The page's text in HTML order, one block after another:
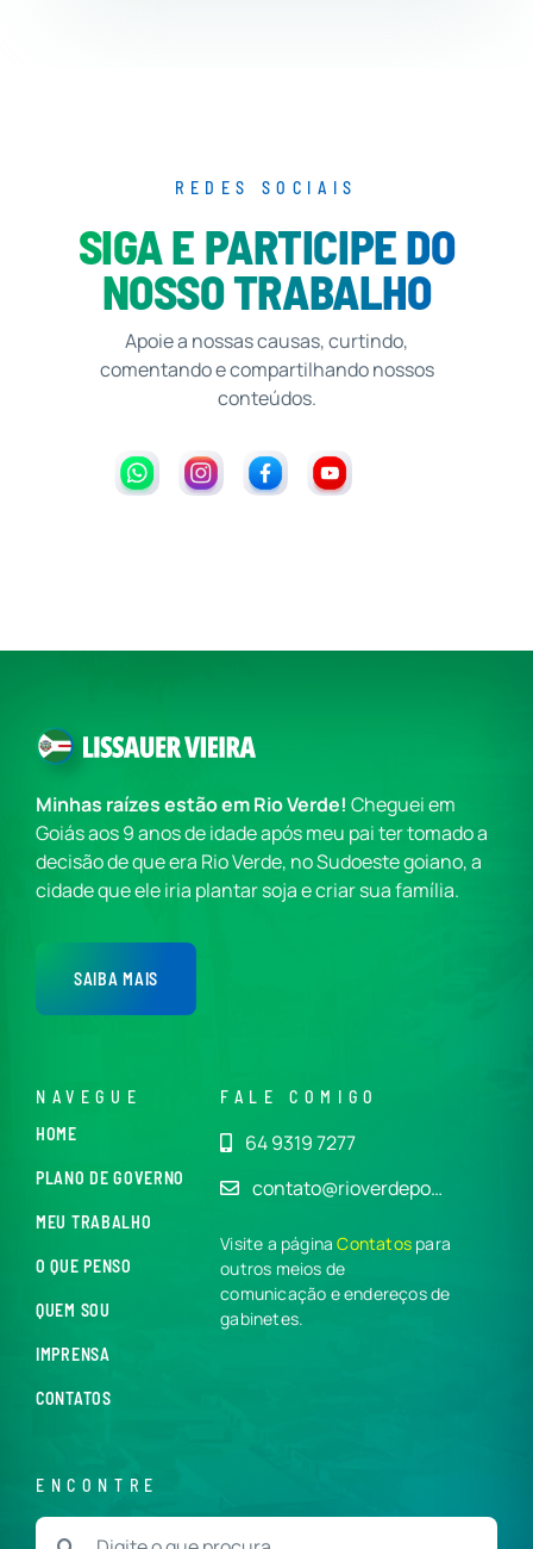
REDES SOCIAIS
SIGA E PARTICIPE DO
NOSSO TRABALHO
Apoie a nossas causas, curtindo,
comentando e compartilhando nossos
conteúdos.
Minhas raízes estão em Rio Verde! Cheguei em
Goiás aos 9 anos de idade após meu pai ter tomado a
decisão de que era Rio Verde, no Sudoeste goiano, a
cidade que ele iria plantar soja e criar sua família.
SAIBA MAIS
NAVEGUE
HOME
PLANO DE GOVERNO
MEU TRABALHO
O QUE PENSO
QUEM SOU
IMPRENSA
CONTATOS
FALE COMIGO
64 9319 7277
contato@rioverdepo…
Visite a páginaContatos para
outros meios de
comunicação e endereços de
gabinetes.
ENCONTRE
Buscar